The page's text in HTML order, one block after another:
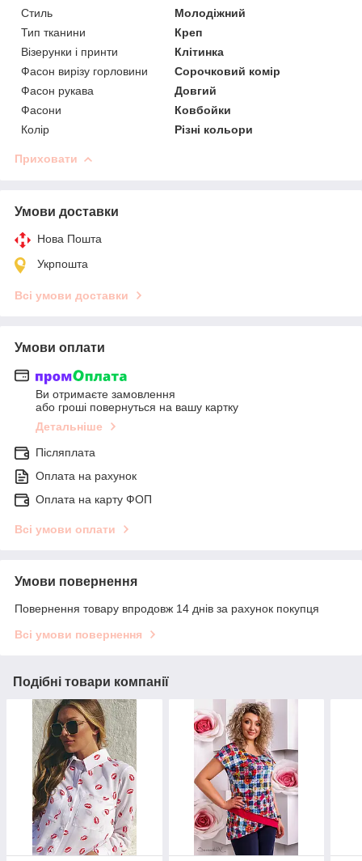
Стиль
Молодіжний
Тип тканини
Креп
Візерунки і принти
Клітинка
Фасон вирізу горловини
Сорочковий комір
Фасон рукава
Довгий
Фасони
Ковбойки
Колір
Різні кольори
Приховати
Умови доставки
Нова Пошта
Укрпошта
Всі умови доставки
Умови оплати
Ви отримаєте замовлення
або гроші повернуться на вашу картку
Детальніше
Післяплата
Оплата на рахунок
Оплата на карту ФОП
Всі умови оплати
Умови повернення
Повернення товару впродовж 14 днів за рахунок покупця
Всі умови повернення
Подібні товари компанії